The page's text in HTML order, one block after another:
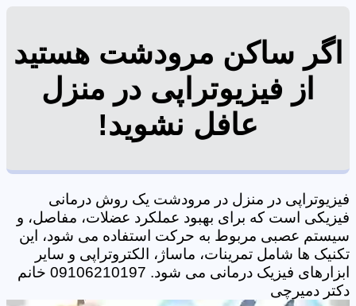
اگر ساکن مرودشت هستید
از فیزیوتراپی در منزل
عافل نشوید!
فیزیوتراپی در منزل در مرودشت یک روش درمانی
فیزیکی است که برای بهبود عملکرد عضلات، مفاصل، و
سیستم عصبی مربوط به حرکت استفاده می شود، این
تکنیک ها شامل تمرینات، ماساژ، الکتروتراپی و سایر
ابزارهای فیزیک درمانی می شود. 09106210197 خانم
دکتر دمیرچی